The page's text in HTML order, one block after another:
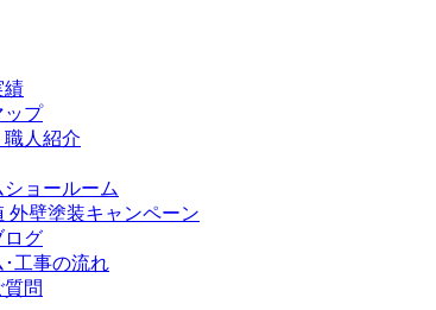
績
ップ
職人紹介
ショールーム
外壁塗装キャンペーン
ログ
･工事の流れ
問